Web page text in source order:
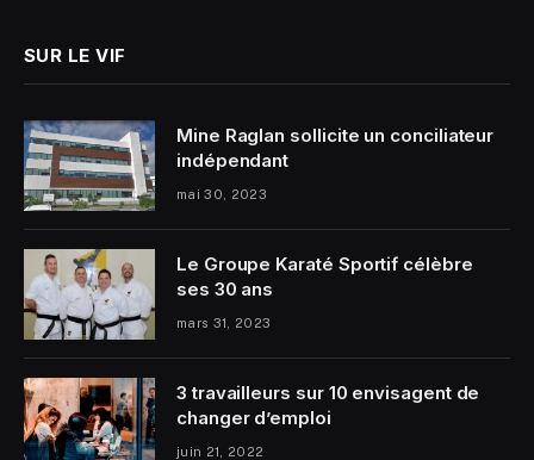
SUR LE VIF
Mine Raglan sollicite un conciliateur
indépendant
mai 30, 2023
Le Groupe Karaté Sportif célèbre
ses 30 ans
mars 31, 2023
3 travailleurs sur 10 envisagent de
changer d’emploi
juin 21, 2022